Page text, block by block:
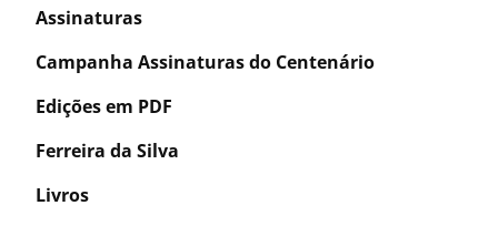
Assinaturas
Campanha Assinaturas do Centenário
Edições em PDF
Ferreira da Silva
Livros